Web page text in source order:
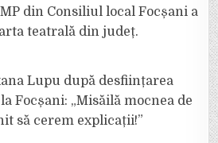
din Consiliul local Focșani a
teatrală din județ.
Lupu după desființarea
Focșani: „Misăilă mocnea de
să cerem explicații!”